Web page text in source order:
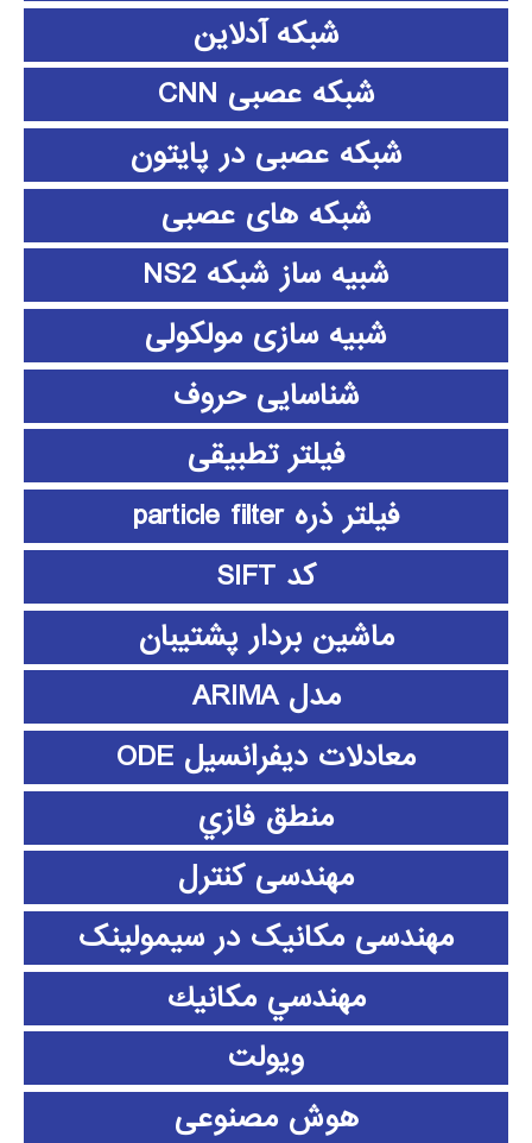
شبکه آدلاین
شبکه عصبی CNN
شبکه عصبی در پایتون
شبکه های عصبی
شبیه ساز شبکه NS2
شبیه سازی مولکولی
شناسایی حروف
فیلتر تطبیقی
فیلتر ذره particle filter
کد SIFT
ماشین بردار پشتیبان
مدل ARIMA
معادلات دیفرانسیل ODE
منطق فازي
مهندسی کنترل
مهندسی مکانیک در سیمولینک
مهندسي مكانيك
ویولت
هوش مصنوعی